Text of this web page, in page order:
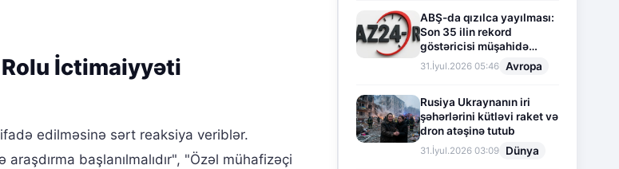
İctimaiyyəti
edilməsinə sərt reaksiya veriblər.
başlanılmalıdır", "Özəl mühafizəçi
ABŞ-da qızılca yayılması:
Son 35 ilin rekord
göstəricisi müşahidə
olunur
31.İyul.2026 05:46 Avropa
Rusiya Ukraynanın iri
şəhərlərini kütləvi raket və
dron atəşinə tutub
31.İyul.2026 03:09 Dünya